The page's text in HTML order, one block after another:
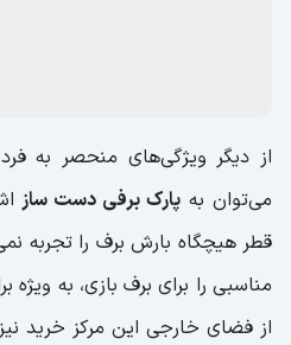
از دیگر ویژگی‌های منحصر به
می‌توان بهپارک برفی دست ساز
قطر هیچگاه بارش برف را تجربه
مناسبی را برای برف بازی، به ویژه
از فضای خارجی این مرکز خرید